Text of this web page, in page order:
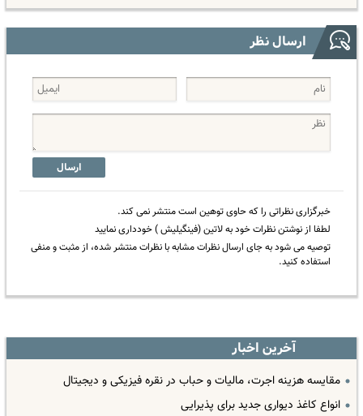
ارسال نظر
ارسال
خبرگزاری نظراتی را که حاوی توهین است منتشر نمی کند.
لطفا از نوشتن نظرات خود به لاتین (فینگیلیش ) خودداری نمایید
توصیه می شود به جای ارسال نظرات مشابه با نظرات منتشر شده، از مثبت و منفی
استفاده کنید.
آخرین اخبار
مقایسه هزینه اجرت، مالیات و حباب در نقره فیزیکی و دیجیتال
انواع کاغذ دیواری جدید برای پذیرایی